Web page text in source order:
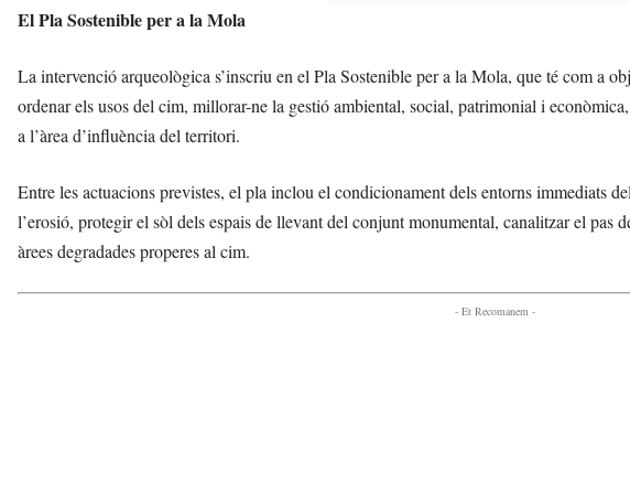
El Pla Sostenible per a la Mola
La intervenció arqueològica s’inscriu en el Pla Sostenible per a la Mola, que té com a
ordenar els usos del cim, millorar-ne la gestió ambiental, social, patrimonial i
a l’àrea d’influència del territori.
Entre les actuacions previstes, el pla inclou el condicionament dels entorns immediats
l’erosió, protegir el sòl dels espais de llevant del conjunt monumental, canalitzar el pas
àrees degradades properes al cim.
- Et Recomanem -